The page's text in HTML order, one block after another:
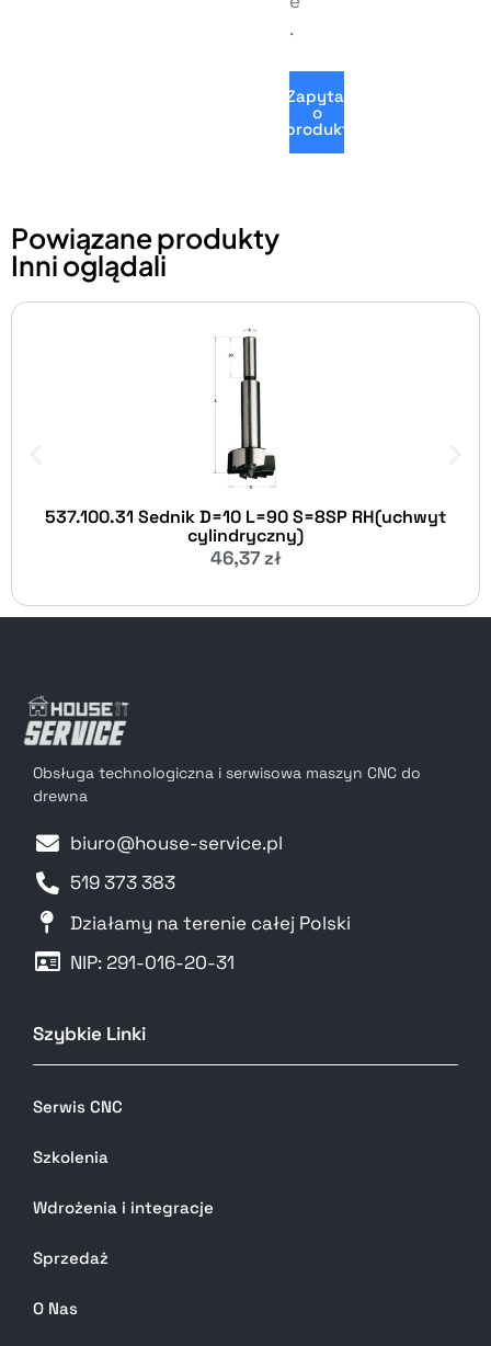
.
Zapytaj
o
produkt
Powiązane produkty
Inni oglądali
537.100.31 Sednik D=10 L=90 S=8SP RH(uchwyt
cylindryczny)
46,37 zł
Obsługa technologiczna i serwisowa maszyn CNC do
drewna
biuro@house-service.pl
519 373 383
Działamy na terenie całej Polski
NIP: 291-016-20-31​
Szybkie Linki
Serwis CNC
Szkolenia
Wdrożenia i integracje
Sprzedaż
O Nas